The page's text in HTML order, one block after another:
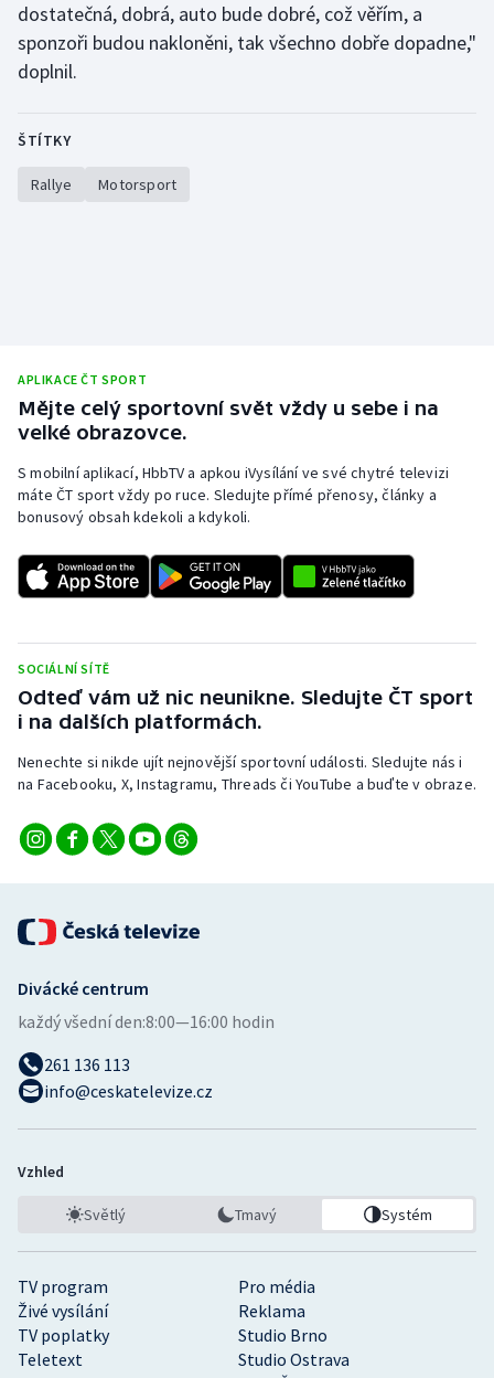
Veslování
Vodní slalom
Ostatní
dostatečná, dobrá, auto bude dobré, což věřím, a
sponzoři budou nakloněni, tak všechno dobře dopadne,"
doplnil.
ŠTÍTKY
Rallye Motorsport
APLIKACE ČT SPORT
Mějte celý sportovní svět vždy u sebe i na
velké obrazovce.
S mobilní aplikací, HbbTV a apkou iVysílání ve své chytré televizi
máte ČT sport vždy po ruce. Sledujte přímé přenosy, články a
bonusový obsah kdekoli a kdykoli.
SOCIÁLNÍ SÍTĚ
Odteď vám už nic neunikne. Sledujte ČT sport
i na dalších platformách.
Nenechte si nikde ujít nejnovější sportovní události. Sledujte nás i
na Facebooku, X, Instagramu, Threads či YouTube a buďte v obraze.
TV program
Pro média
Živé vysílání
Reklama
TV poplatky
Studio Brno
Teletext
Studio Ostrava
Divácké centrum
každý všední den:8:00—16:00 hodin
261 136 113
info@ceskatelevize.cz
Vzhled
Světlý Tmavý Systém